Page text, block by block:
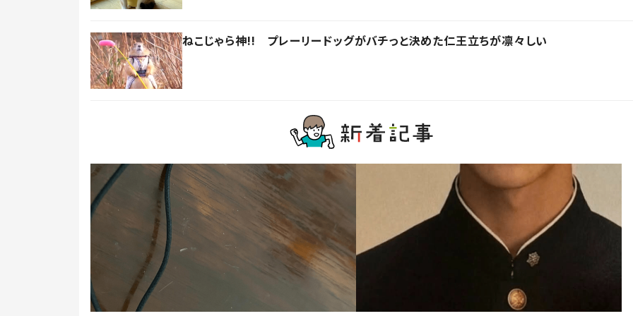
ねこじゃら神!! プレーリードッグがバチっと決めた仁王立ちが凛々しい